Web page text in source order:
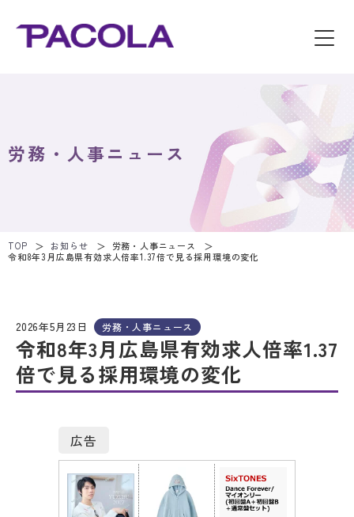
労務・人事ニュース
TOP お知らせ
労務・人事ニュース
令和8年3月広島県有効求人倍率1.37倍で見る採用環境の変化
2026年5月23日 労務・人事ニュース
令和8年3月広島県有効求人倍率1.37
倍で見る採用環境の変化
広告